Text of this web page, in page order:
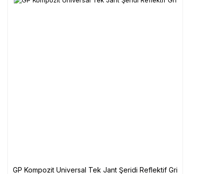
GP Kompozit Universal Tek Jant Şeridi Reflektif Gri